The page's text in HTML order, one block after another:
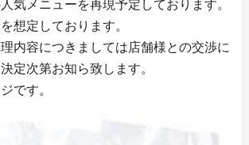
気メニューを再現予定しております。
想定しております。
内容につきましては店舗様との交渉に
定次第お知ら致します。
です。